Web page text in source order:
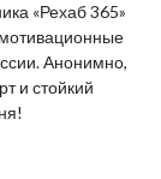
«Рехаб 365»
Анонимно,
и стойкий